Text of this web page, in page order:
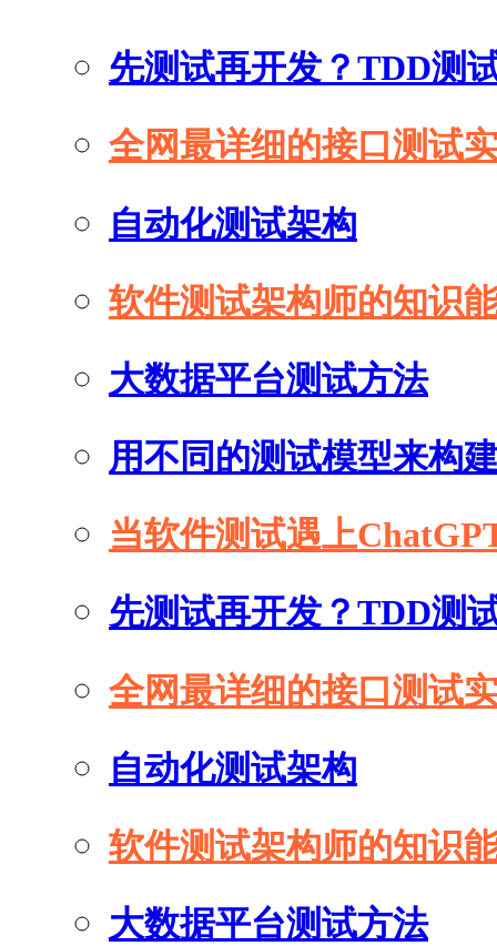
先测试再开发？TDD测
全网最详细的接口测试
自动化测试架构
软件测试架构师的知识
大数据平台测试方法
用不同的测试模型来构
当软件测试遇上
先测试再开发？TDD测
全网最详细的接口测试
自动化测试架构
软件测试架构师的知识
大数据平台测试方法